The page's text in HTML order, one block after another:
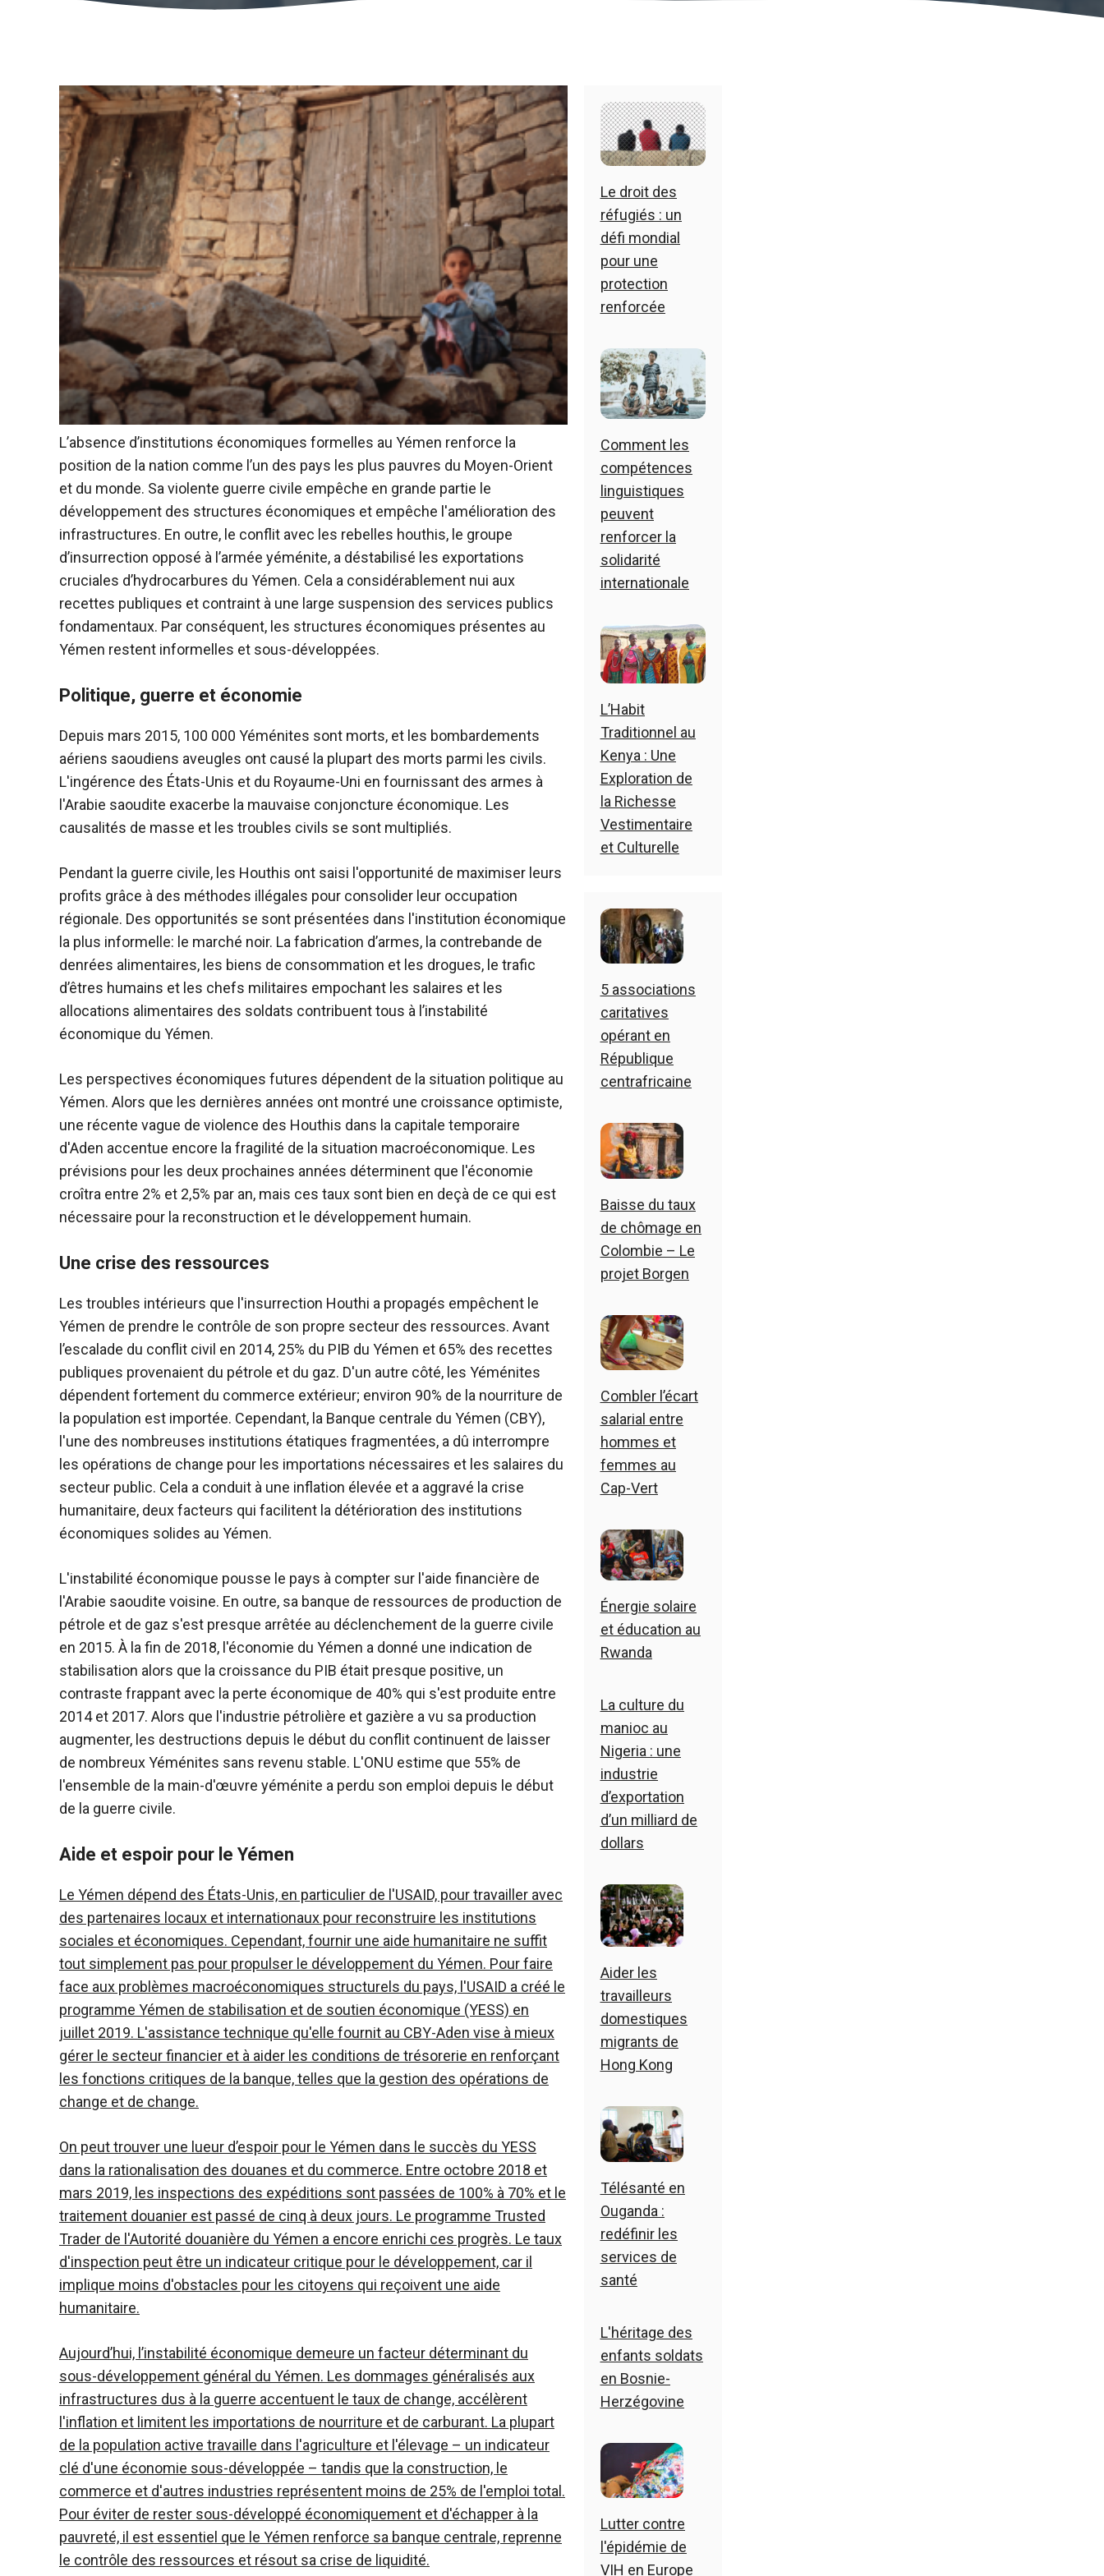
L’absence d’institutions économiques formelles au Yémen renforce la
position de la nation comme l’un des pays les plus pauvres du Moyen-Orient
et du monde. Sa violente guerre civile empêche en grande partie le
développement des structures économiques et empêche l'amélioration des
infrastructures. En outre, le conflit avec les rebelles houthis, le groupe
d’insurrection opposé à l’armée yéménite, a déstabilisé les exportations
cruciales d’hydrocarbures du Yémen. Cela a considérablement nui aux
recettes publiques et contraint à une large suspension des services publics
fondamentaux. Par conséquent, les structures économiques présentes au
Yémen restent informelles et sous-développées.
Politique, guerre et économie
Depuis mars 2015, 100 000 Yéménites sont morts, et les bombardements
aériens saoudiens aveugles ont causé la plupart des morts parmi les civils.
L'ingérence des États-Unis et du Royaume-Uni en fournissant des armes à
l'Arabie saoudite exacerbe la mauvaise conjoncture économique. Les
causalités de masse et les troubles civils se sont multipliés.
Pendant la guerre civile, les Houthis ont saisi l'opportunité de maximiser leurs
profits grâce à des méthodes illégales pour consolider leur occupation
régionale. Des opportunités se sont présentées dans l'institution économique
la plus informelle: le marché noir. La fabrication d’armes, la contrebande de
denrées alimentaires, les biens de consommation et les drogues, le trafic
d’êtres humains et les chefs militaires empochant les salaires et les
allocations alimentaires des soldats contribuent tous à l’instabilité
économique du Yémen.
Les perspectives économiques futures dépendent de la situation politique au
Yémen. Alors que les dernières années ont montré une croissance optimiste,
une récente vague de violence des Houthis dans la capitale temporaire
d'Aden accentue encore la fragilité de la situation macroéconomique. Les
prévisions pour les deux prochaines années déterminent que l'économie
croîtra entre 2% et 2,5% par an, mais ces taux sont bien en deçà de ce qui est
nécessaire pour la reconstruction et le développement humain.
Une crise des ressources
Les troubles intérieurs que l'insurrection Houthi a propagés empêchent le
Yémen de prendre le contrôle de son propre secteur des ressources. Avant
l’escalade du conflit civil en 2014, 25% du PIB du Yémen et 65% des recettes
publiques provenaient du pétrole et du gaz. D'un autre côté, les Yéménites
dépendent fortement du commerce extérieur; environ 90% de la nourriture de
la population est importée. Cependant, la Banque centrale du Yémen (CBY),
l'une des nombreuses institutions étatiques fragmentées, a dû interrompre
les opérations de change pour les importations nécessaires et les salaires du
secteur public. Cela a conduit à une inflation élevée et a aggravé la crise
humanitaire, deux facteurs qui facilitent la détérioration des institutions
économiques solides au Yémen.
L'instabilité économique pousse le pays à compter sur l'aide financière de
l'Arabie saoudite voisine. En outre, sa banque de ressources de production de
pétrole et de gaz s'est presque arrêtée au déclenchement de la guerre civile
en 2015. À la fin de 2018, l'économie du Yémen a donné une indication de
stabilisation alors que la croissance du PIB était presque positive, un
contraste frappant avec la perte économique de 40% qui s'est produite entre
2014 et 2017. Alors que l'industrie pétrolière et gazière a vu sa production
augmenter, les destructions depuis le début du conflit continuent de laisser
de nombreux Yéménites sans revenu stable. L'ONU estime que 55% de
l'ensemble de la main-d'œuvre yéménite a perdu son emploi depuis le début
de la guerre civile.
Aide et espoir pour le Yémen
Le Yémen dépend des États-Unis, en particulier de l'USAID, pour travailler avec
des partenaires locaux et internationaux pour reconstruire les institutions
sociales et économiques. Cependant, fournir une aide humanitaire ne suffit
tout simplement pas pour propulser le développement du Yémen. Pour faire
face aux problèmes macroéconomiques structurels du pays, l'USAID a créé le
programme Yémen de stabilisation et de soutien économique (YESS) en
juillet 2019. L'assistance technique qu'elle fournit au CBY-Aden vise à mieux
gérer le secteur financier et à aider les conditions de trésorerie en renforçant
les fonctions critiques de la banque, telles que la gestion des opérations de
change et de change.
On peut trouver une lueur d’espoir pour le Yémen dans le succès du YESS
dans la rationalisation des douanes et du commerce. Entre octobre 2018 et
mars 2019, les inspections des expéditions sont passées de 100% à 70% et le
traitement douanier est passé de cinq à deux jours. Le programme Trusted
Trader de l'Autorité douanière du Yémen a encore enrichi ces progrès. Le taux
d'inspection peut être un indicateur critique pour le développement, car il
implique moins d'obstacles pour les citoyens qui reçoivent une aide
humanitaire.
Aujourd’hui, l’instabilité économique demeure un facteur déterminant du
sous-développement général du Yémen. Les dommages généralisés aux
infrastructures dus à la guerre accentuent le taux de change, accélèrent
l'inflation et limitent les importations de nourriture et de carburant. La plupart
de la population active travaille dans l'agriculture et l'élevage – un indicateur
clé d'une économie sous-développée – tandis que la construction, le
commerce et d'autres industries représentent moins de 25% de l'emploi total.
Pour éviter de rester sous-développé économiquement et d'échapper à la
pauvreté, il est essentiel que le Yémen renforce sa banque centrale, reprenne
le contrôle des ressources et résout sa crise de liquidité.
Le droit des
réfugiés : un
défi mondial
pour une
protection
renforcée
Comment les
compétences
linguistiques
peuvent
renforcer la
solidarité
internationale
L’Habit
Traditionnel au
Kenya : Une
Exploration de
la Richesse
Vestimentaire
et Culturelle
5 associations
caritatives
opérant en
République
centrafricaine
Baisse du taux
de chômage en
Colombie – Le
projet Borgen
Combler l’écart
salarial entre
hommes et
femmes au
Cap-Vert
Énergie solaire
et éducation au
Rwanda
La culture du
manioc au
Nigeria : une
industrie
d’exportation
d’un milliard de
dollars
Aider les
travailleurs
domestiques
migrants de
Hong Kong
Télésanté en
Ouganda :
redéfinir les
services de
santé
L'héritage des
enfants soldats
en Bosnie-
Herzégovine
Lutter contre
l'épidémie de
VIH en Europe